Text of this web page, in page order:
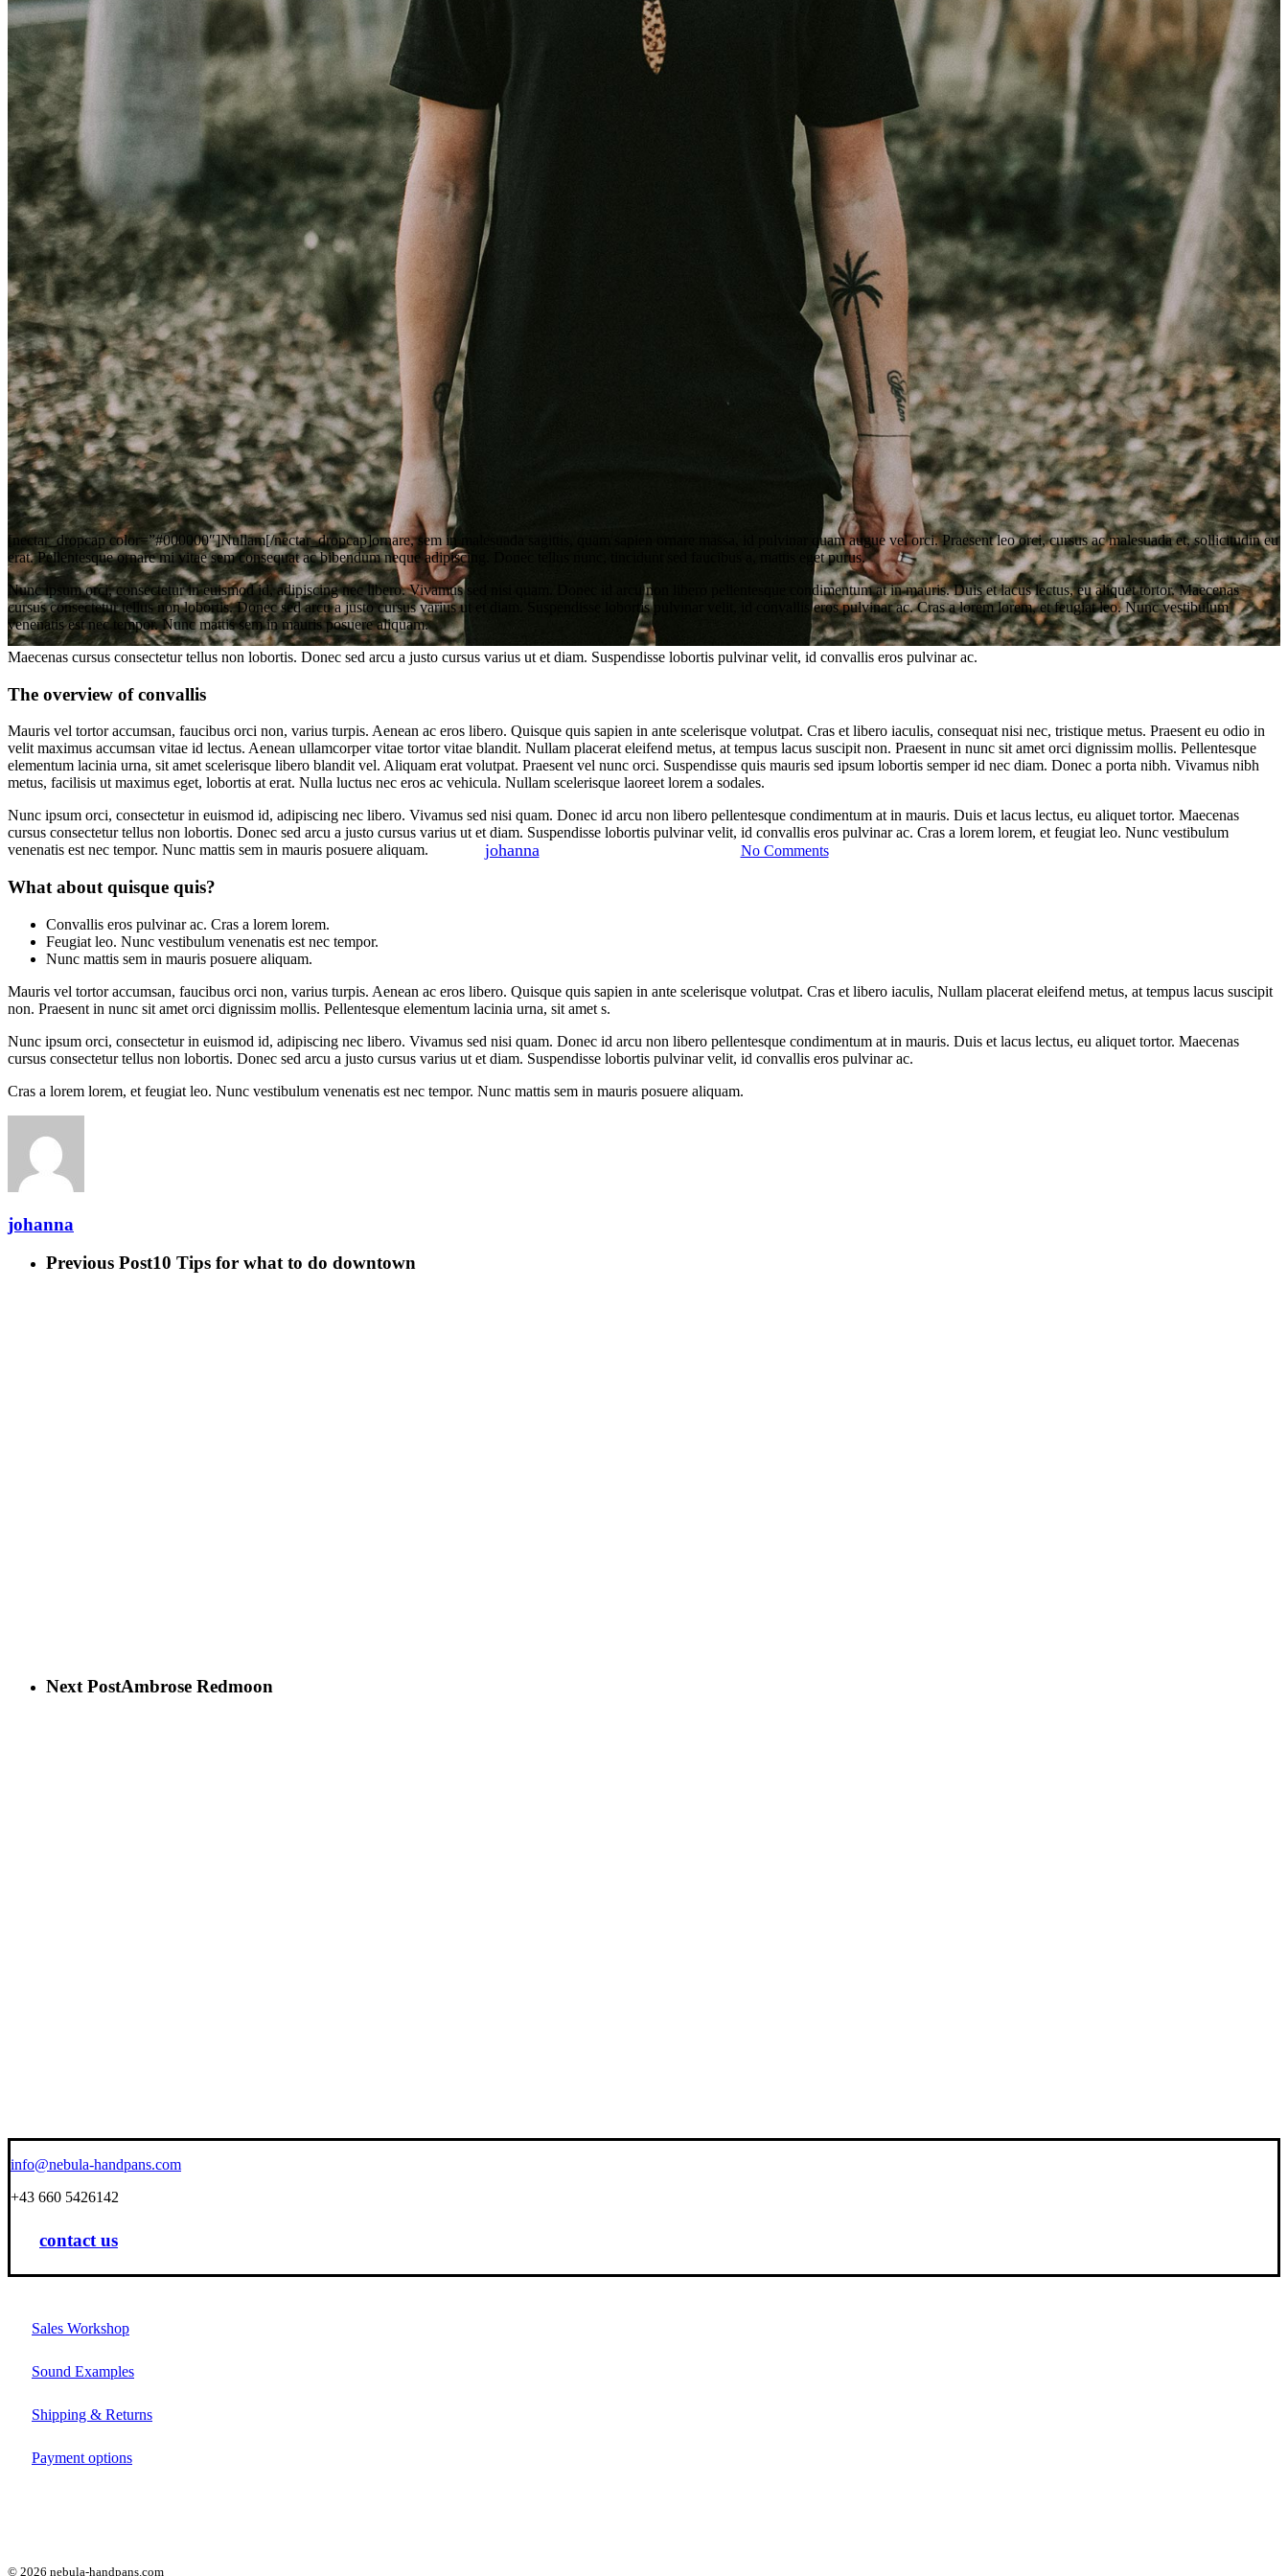
Food for thought Gaming
We hired a new employee
johanna No Comments
[nectar_dropcap color=”#000000″]Nullam[/nectar_dropcap]ornare, sem in malesuada sagittis, quam sapien ornare massa, id pulvinar quam augue vel orci. Praesent leo orci, cursus ac malesuada et, sollicitudin eu
erat. Pellentesque ornare mi vitae sem consequat ac bibendum neque adipiscing. Donec tellus nunc, tincidunt sed faucibus a, mattis eget purus.
Nunc ipsum orci, consectetur in euismod id, adipiscing nec libero. Vivamus sed nisi quam. Donec id arcu non libero pellentesque condimentum at in mauris. Duis et lacus lectus, eu aliquet tortor. Maecenas
cursus consectetur tellus non lobortis. Donec sed arcu a justo cursus varius ut et diam. Suspendisse lobortis pulvinar velit, id convallis eros pulvinar ac. Cras a lorem lorem, et feugiat leo. Nunc vestibulum
venenatis est nec tempor. Nunc mattis sem in mauris posuere aliquam.
Maecenas cursus consectetur tellus non lobortis. Donec sed arcu a justo cursus varius ut et diam. Suspendisse lobortis pulvinar velit, id convallis eros pulvinar ac.
The overview of convallis
Mauris vel tortor accumsan, faucibus orci non, varius turpis. Aenean ac eros libero. Quisque quis sapien in ante scelerisque volutpat. Cras et libero iaculis, consequat nisi nec, tristique metus. Praesent eu odio in
velit maximus accumsan vitae id lectus. Aenean ullamcorper vitae tortor vitae blandit. Nullam placerat eleifend metus, at tempus lacus suscipit non. Praesent in nunc sit amet orci dignissim mollis. Pellentesque
elementum lacinia urna, sit amet scelerisque libero blandit vel. Aliquam erat volutpat. Praesent vel nunc orci. Suspendisse quis mauris sed ipsum lobortis semper id nec diam. Donec a porta nibh. Vivamus nibh
metus, facilisis ut maximus eget, lobortis at erat. Nulla luctus nec eros ac vehicula. Nullam scelerisque laoreet lorem a sodales.
Nunc ipsum orci, consectetur in euismod id, adipiscing nec libero. Vivamus sed nisi quam. Donec id arcu non libero pellentesque condimentum at in mauris. Duis et lacus lectus, eu aliquet tortor. Maecenas
cursus consectetur tellus non lobortis. Donec sed arcu a justo cursus varius ut et diam. Suspendisse lobortis pulvinar velit, id convallis eros pulvinar ac. Cras a lorem lorem, et feugiat leo. Nunc vestibulum
venenatis est nec tempor. Nunc mattis sem in mauris posuere aliquam.
What about quisque quis?
Convallis eros pulvinar ac. Cras a lorem lorem.
Feugiat leo. Nunc vestibulum venenatis est nec tempor.
Nunc mattis sem in mauris posuere aliquam.
Mauris vel tortor accumsan, faucibus orci non, varius turpis. Aenean ac eros libero. Quisque quis sapien in ante scelerisque volutpat. Cras et libero iaculis, Nullam placerat eleifend metus, at tempus lacus suscipit
non. Praesent in nunc sit amet orci dignissim mollis. Pellentesque elementum lacinia urna, sit amet s.
Nunc ipsum orci, consectetur in euismod id, adipiscing nec libero. Vivamus sed nisi quam. Donec id arcu non libero pellentesque condimentum at in mauris. Duis et lacus lectus, eu aliquet tortor. Maecenas
cursus consectetur tellus non lobortis. Donec sed arcu a justo cursus varius ut et diam. Suspendisse lobortis pulvinar velit, id convallis eros pulvinar ac.
Cras a lorem lorem, et feugiat leo. Nunc vestibulum venenatis est nec tempor. Nunc mattis sem in mauris posuere aliquam.
johanna
Previous Post10 Tips for what to do downtown
Next PostAmbrose Redmoon
info@nebula-handpans.com
+43 660 5426142
contact us
Sales Workshop
Sound Examples
Shipping & Returns
Payment options
© 2026 nebula-handpans.com